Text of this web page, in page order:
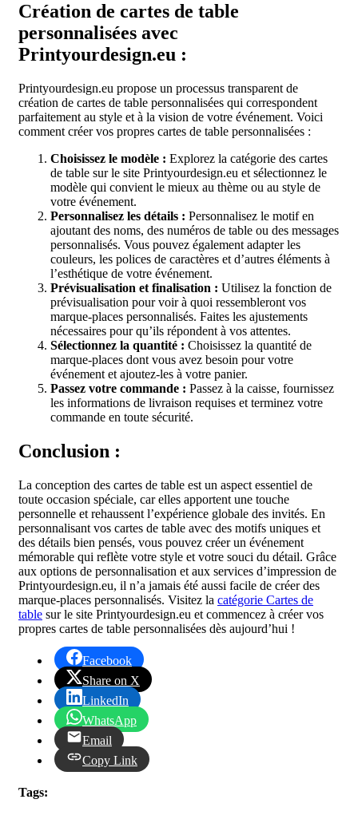
Création de cartes de table
personnalisées avec
Printyourdesign.eu :
Printyourdesign.eu propose un processus transparent de
création de cartes de table personnalisées qui correspondent
parfaitement au style et à la vision de votre événement. Voici
comment créer vos propres cartes de table personnalisées :
Choisissez le modèle : Explorez la catégorie des cartes
de table sur le site Printyourdesign.eu et sélectionnez le
modèle qui convient le mieux au thème ou au style de
votre événement.
Personnalisez les détails : Personnalisez le motif en
ajoutant des noms, des numéros de table ou des messages
personnalisés. Vous pouvez également adapter les
couleurs, les polices de caractères et d’autres éléments à
l’esthétique de votre événement.
Prévisualisation et finalisation : Utilisez la fonction de
prévisualisation pour voir à quoi ressembleront vos
marque-places personnalisés. Faites les ajustements
nécessaires pour qu’ils répondent à vos attentes.
Sélectionnez la quantité : Choisissez la quantité de
marque-places dont vous avez besoin pour votre
événement et ajoutez-les à votre panier.
Passez votre commande : Passez à la caisse, fournissez
les informations de livraison requises et terminez votre
commande en toute sécurité.
Conclusion :
La conception des cartes de table est un aspect essentiel de
toute occasion spéciale, car elles apportent une touche
personnelle et rehaussent l’expérience globale des invités. En
personnalisant vos cartes de table avec des motifs uniques et
des détails bien pensés, vous pouvez créer un événement
mémorable qui reflète votre style et votre souci du détail. Grâce
aux options de personnalisation et aux services d’impression de
Printyourdesign.eu, il n’a jamais été aussi facile de créer des
marque-places personnalisés. Visitez la catégorie Cartes de
table sur le site Printyourdesign.eu et commencez à créer vos
propres cartes de table personnalisées dès aujourd’hui !
Facebook
Share on X
LinkedIn
WhatsApp
Email
Copy Link
Tags: